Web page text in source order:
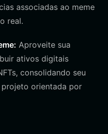
associadas ao meme
real.
Aproveite sua
ativos digitais
consolidando seu
orientada por